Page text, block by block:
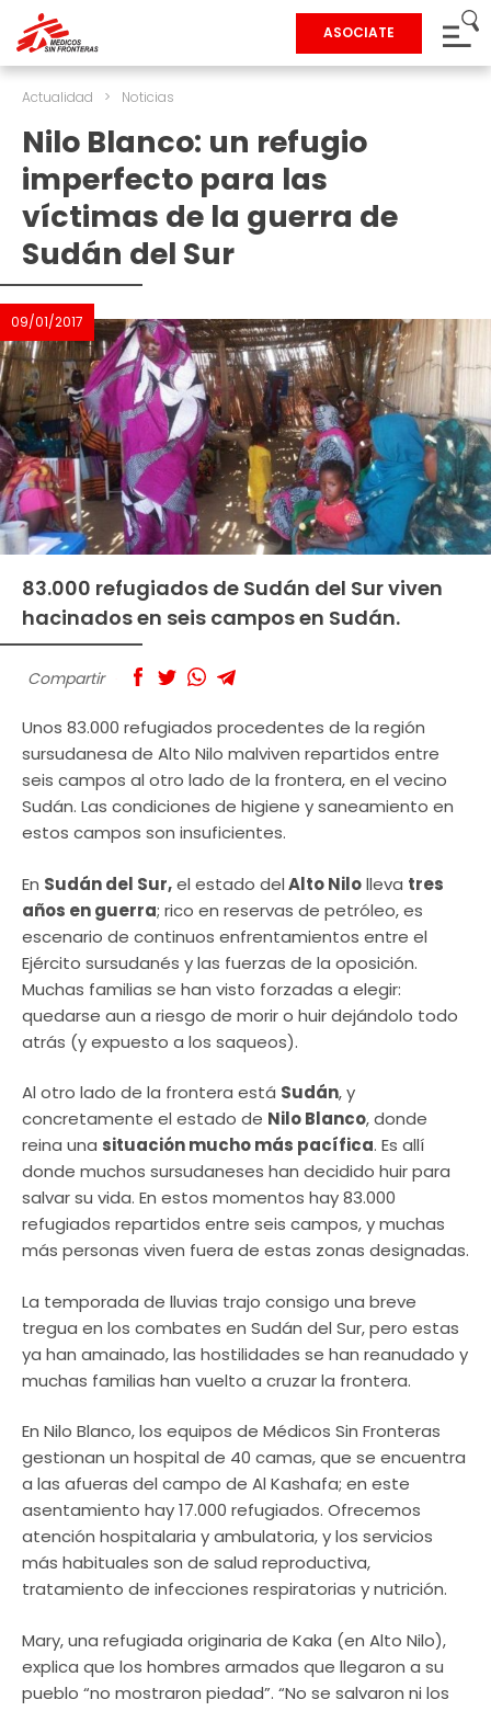
ASOCIATE
Actualidad > Noticias
Nilo Blanco: un refugio
imperfecto para las
víctimas de la guerra de
Sudán del Sur
09/01/2017
83.000 refugiados de Sudán del Sur viven
hacinados en seis campos en Sudán.
Compartir
Unos 83.000 refugiados procedentes de la región
sursudanesa de Alto Nilo malviven repartidos entre
seis campos al otro lado de la frontera, en el vecino
Sudán. Las condiciones de higiene y saneamiento en
estos campos son insuficientes.
En Sudán del Sur,el estado delAlto Nilolleva tres
años en guerra; rico en reservas de petróleo, es
escenario de continuos enfrentamientos entre el
Ejército sursudanés y las fuerzas de la oposición.
Muchas familias se han visto forzadas a elegir:
quedarse aun a riesgo de morir o huir dejándolo todo
atrás (y expuesto a los saqueos).
Al otro lado de la frontera está Sudán, y
concretamente el estado de Nilo Blanco, donde
reina una situación mucho más pacífica. Es allí
donde muchos sursudaneses han decidido huir para
salvar su vida. En estos momentos hay 83.000
refugiados repartidos entre seis campos, y muchas
más personas viven fuera de estas zonas designadas.
La temporada de lluvias trajo consigo una breve
tregua en los combates en Sudán del Sur, pero estas
ya han amainado, las hostilidades se han reanudado y
muchas familias han vuelto a cruzar la frontera.
En Nilo Blanco, los equipos de Médicos Sin Fronteras
gestionan un hospital de 40 camas, que se encuentra
a las afueras del campo de Al Kashafa; en este
asentamiento hay 17.000 refugiados. Ofrecemos
atención hospitalaria y ambulatoria, y los servicios
más habituales son de salud reproductiva,
tratamiento de infecciones respiratorias y nutrición.
Mary, una refugiada originaria de Kaka (en Alto Nilo),
explica que los hombres armados que llegaron a su
pueblo “no mostraron piedad”. “No se salvaron ni los